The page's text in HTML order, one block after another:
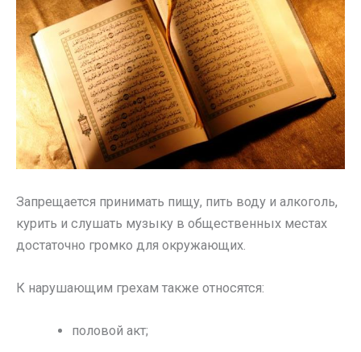
Запрещается принимать пищу, пить воду и алкоголь,
курить и слушать музыку в общественных местах
достаточно громко для окружающих.
К нарушающим грехам также относятся:
половой акт;